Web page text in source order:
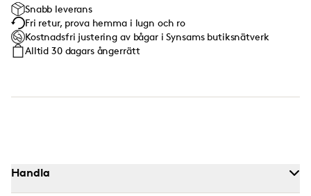
Snabb leverans
Fri retur, prova hemma i lugn och ro
Kostnadsfri justering av bågar i Synsams butiksnätverk
Alltid 30 dagars ångerrätt
Handla